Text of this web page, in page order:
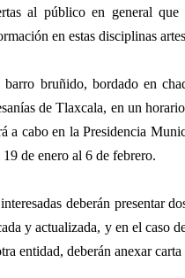
al público en general
en estas disciplinas
bruñido, bordado en
de Tlaxcala, en un
a cabo en la Presidencia
de enero al 6 de febrero.
deberán presentar
y actualizada, y en el caso
entidad, deberán anexar